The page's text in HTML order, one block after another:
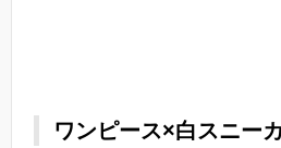
ワンピース×白スニー